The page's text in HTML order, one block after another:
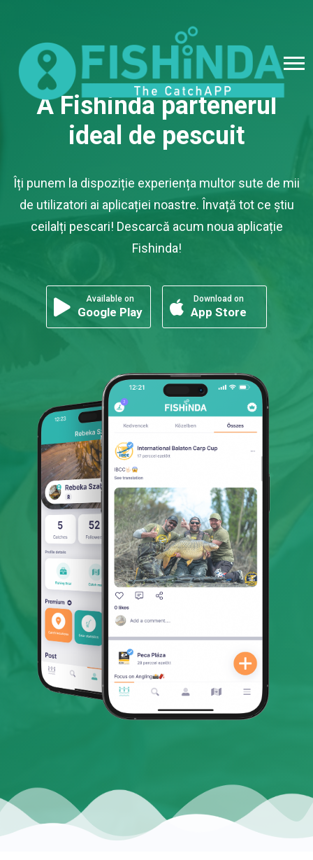
A Fishindapartenerul
ideal de pescuit
Îți punem la dispoziție experiența multor sute de mii
de utilizatori ai aplicației noastre. Învață tot ce știu
ceilalți pescari! Descarcă acum noua aplicație
Fishinda!
Available on
Google Play
Download on
App Store